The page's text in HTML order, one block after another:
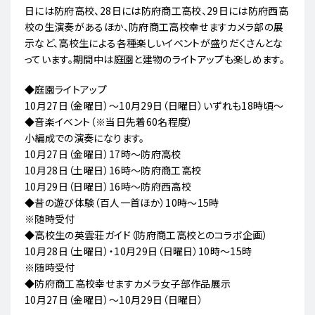
日には防府高校、28日には防府商工高校、29日には防府西高
校の生演奏があるほか、防府商工高校幸せますカメラ部の展
示など、高校生による各種楽しいイベントが盛りだくさんとな
っています。期間中は庭園と建物のライトアップも楽しめます。
◆庭園ライトアップ
10月27日（金曜日）～10月29日（日曜日）いずれも18時頃～
◆音楽イベント（※当日先着60名程度）
小編成での演奏になります。
10月27日（金曜日）17時～防府高校
10月28日（土曜日）16時～防府商工高校
10月29日（日曜日）16時～防府西高校
◆昔の遊び体験（百人一首ほか）10時～15時
※随時受付
◆高校生の英雲荘ガイド（防府商工高校とのコラボ企画）​
10月28日（土曜日）・10月29日（日曜日）10時～15時
※随時受付
◆防府商工高校幸せますカメラ女子部作品展示
10月27日（金曜日）～10月29日（日曜日）